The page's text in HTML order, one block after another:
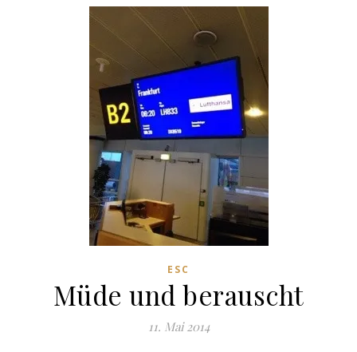
ESC
Müde und berauscht
11. Mai 2014